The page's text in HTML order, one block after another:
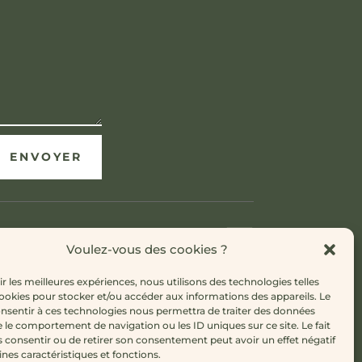
Voulez-vous des cookies ?
les meilleures expériences, nous utilisons des technologies telles
pour stocker et/ou accéder aux informations des appareils. Le
à ces technologies nous permettra de traiter des données
le comportement de navigation ou les ID uniques sur ce site. Le fait
consentir ou de retirer son consentement peut avoir un effet négatif
caractéristiques et fonctions.
ENVOYER

Pour m'écrire
contact@tessigraphes.com